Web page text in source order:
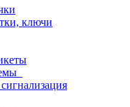
ключи